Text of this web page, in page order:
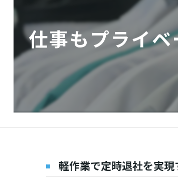
仕事もプライ
軽作業で定時退社を実